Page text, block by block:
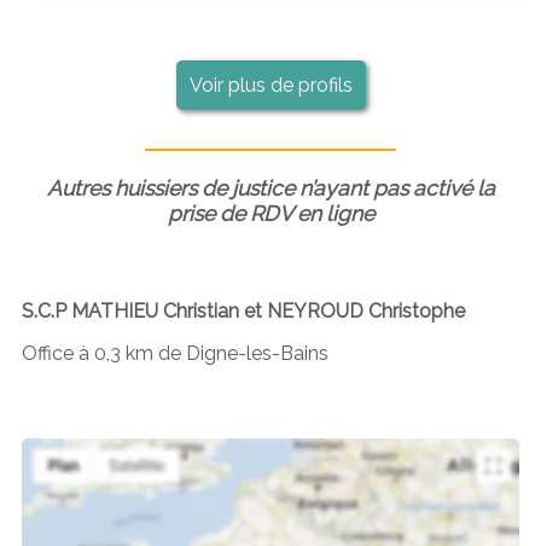
Voir plus de profils
Autres huissiers de justice n’ayant pas activé la
prise de RDV en ligne
S.C.P MATHIEU Christian et NEYROUD Christophe
Office à 0,3 km de Digne-les-Bains